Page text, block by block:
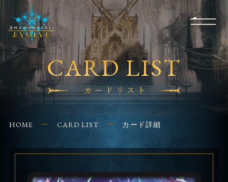
Q&A
EVENT SHOPS
FOR
BEGINNERS
APPLICATION
CONTACT
CARD LIST
カードリスト
HOME CARD LIST カード詳細